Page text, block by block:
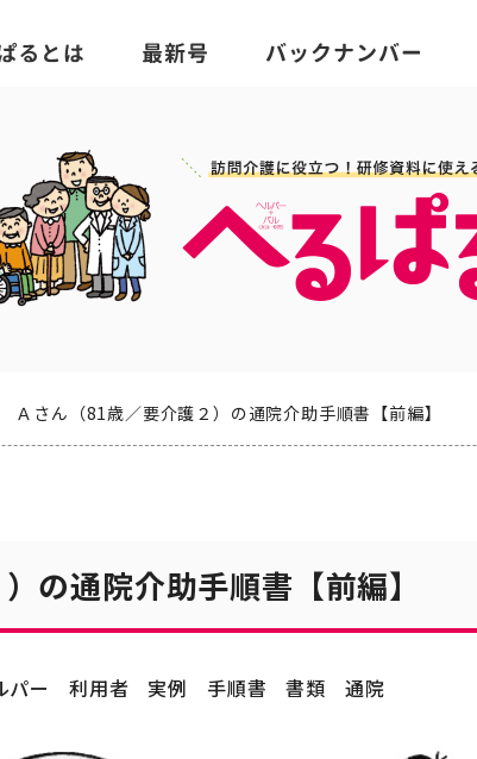
Ａさん（81歳／要介護２）の通院介助手順書【前編】
の通院介助手順書【前編】
パー 利用者 実例 手順書 書類 通院